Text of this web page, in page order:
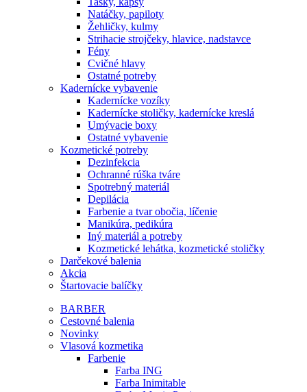
Natáčky, papiloty
Žehličky, kulmy
Strihacie strojčeky, hlavice, nadstavce
Fény
Cvičné hlavy
Ostatné potreby
Kadernícke vybavenie
Kadernícke vozíky
Kadernícke stoličky, kadernícke kreslá
Umývacie boxy
Ostatné vybavenie
Kozmetické potreby
Dezinfekcia
Ochranné rúška tváre
Spotrebný materiál
Depilácia
Farbenie a tvar obočia, líčenie
Manikúra, pedikúra
Iný materiál a potreby
Kozmetické lehátka, kozmetické stoličky
Darčekové balenia
Akcia
Štartovacie balíčky
BARBER
Cestovné balenia
Novinky
Vlasová kozmetika
Farbenie
Farba ING
Farba Inimitable